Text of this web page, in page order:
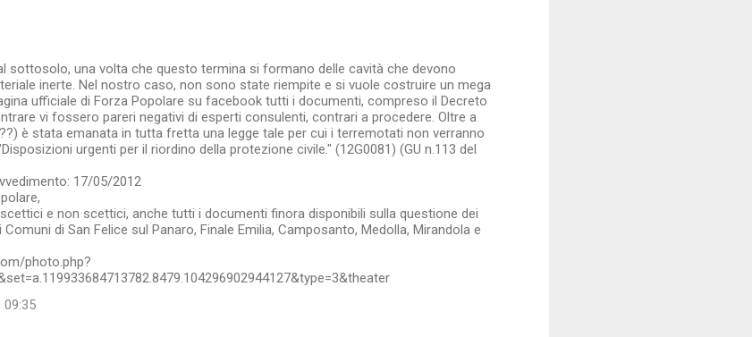
sottosolo, una volta che questo termina si formano delle cavità che devono
inerte. Nel nostro caso, non sono state riempite e si vuole costruire un mega
ufficiale di Forza Popolare su facebook tutti i documenti, compreso il Decreto
vi fossero pareri negativi di esperti consulenti, contrari a procedere. Oltre a
è stata emanata in tutta fretta una legge tale per cui i terremotati non verranno
urgenti per il riordino della protezione civile." (12G0081) (GU n.113 del
17/05/2012
e non scettici, anche tutti i documenti finora disponibili sulla questione dei
di San Felice sul Panaro, Finale Emilia, Camposanto, Medolla, Mirandola e
photo.php?
09:35